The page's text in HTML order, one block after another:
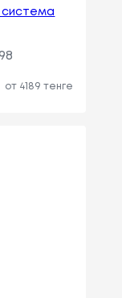
от 4189 тенге